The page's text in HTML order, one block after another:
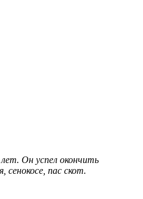
Он успел окончить
сенокосе, пас скот.